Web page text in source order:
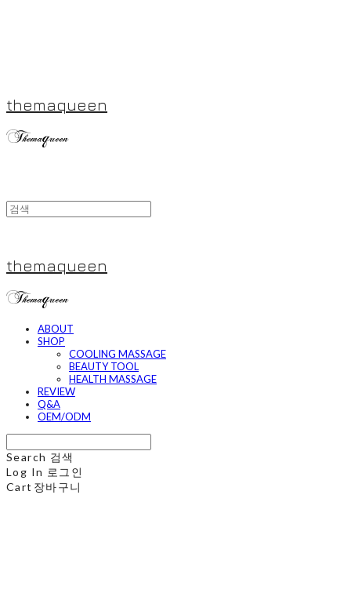
themaqueen
themaqueen
ABOUT
SHOP
COOLING MASSAGE
BEAUTY TOOL
HEALTH MASSAGE
REVIEW
Q&A
OEM/ODM
Search 검색
Log In 로그인
Cart 장바구니